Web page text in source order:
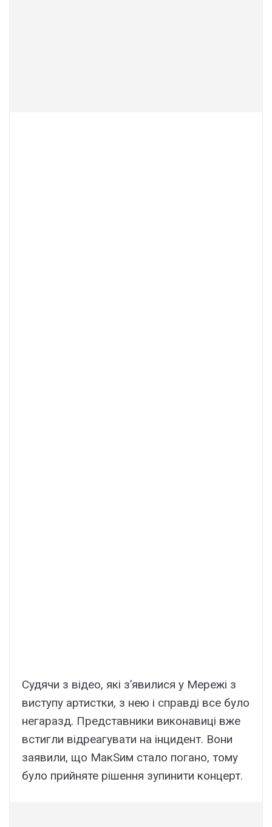
Судячи з відео, які з’явилися у Мережі з
виступу артистки, з нею і справді все було
негаразд. Представники виконавиці вже
встигли відреагувати на інцидент. Вони
заявили, що МакSим стало погано, тому
було прийняте рішення зупинити концерт.